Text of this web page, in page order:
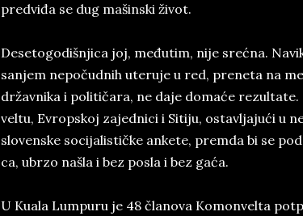
pred­vi­đa se dug mašin­ski život.
De­se­to­go­di­šn­ji­ca joj, međuti­m, nije srećna.
san­jem nepočud­nih uteruje u red, pre­ne­ta na
držav­ni­ka i po­li­tičara, ne daje domaće
vel­tu, Evrop­skoj za­jed­nici i Sitiju, ostav­lja­jući u
sloven­ske so­ci­ja­li­stičke an­ke­te, prem­da bi se
ca, ubr­zo na­šla i bez po­sla i bez gaća.
U Ku­a­la Lum­pu­ru­ je 48 čla­no­va Ko­m­on­velta